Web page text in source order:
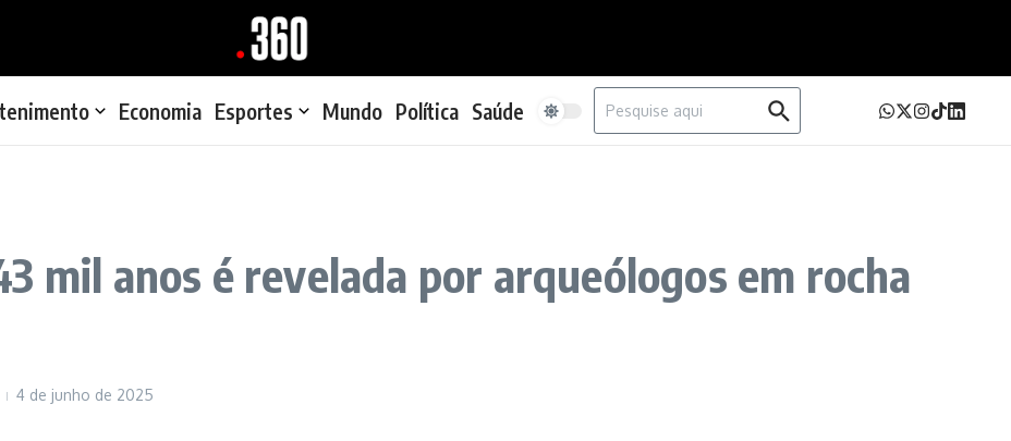
Economia Esportes Mundo Política Saúde
Procurar por:
mil anos é revelada por arqueólogos em rocha
4 de junho de 2025